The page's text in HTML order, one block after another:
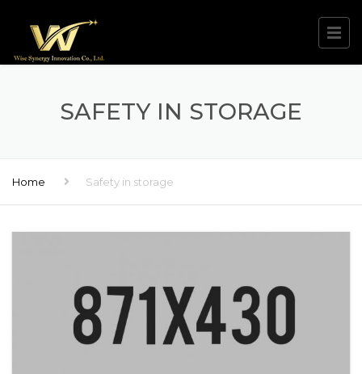
SAFETY IN STORAGE
Home Safety in storage